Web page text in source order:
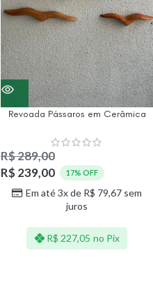
Revoada Pássaros em Cerâmica
R$289,00
R$239,00 17% OFF
Em até 3x de R$ 79,67sem
juros
R$ 227,05 no Pix